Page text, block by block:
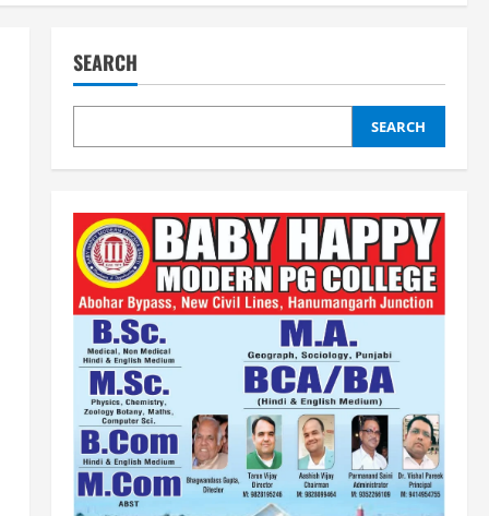
SEARCH
SEARCH